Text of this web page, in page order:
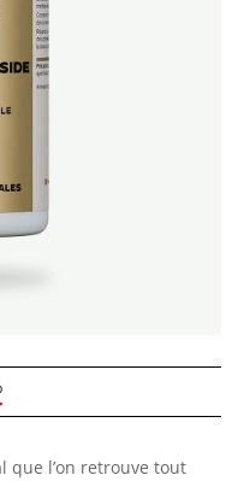
que l’on retrouve tout